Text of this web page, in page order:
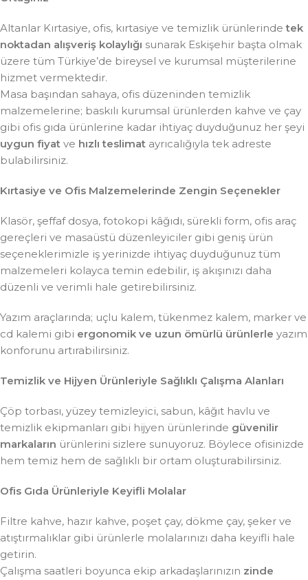
Altanlar Kırtasiye, ofis, kırtasiye ve temizlik ürünlerindetek
noktadan alışveriş kolaylığı sunarak Eskişehir başta olmak
üzere tüm Türkiye’de bireysel ve kurumsal müşterilerine
hizmet vermektedir.
Masa başından sahaya, ofis düzeninden temizlik
malzemelerine; baskılı kurumsal ürünlerden kahve ve çay
gibi ofis gıda ürünlerine kadar ihtiyaç duyduğunuz her şeyi
uygun fiyat ve hızlı teslimat ayrıcalığıyla tek adreste
bulabilirsiniz.
Kırtasiye ve Ofis Malzemelerinde Zengin Seçenekler
Klasör, şeffaf dosya, fotokopi kâğıdı, sürekli form, ofis araç
gereçleri ve masaüstü düzenleyiciler gibi geniş ürün
seçeneklerimizle iş yerinizde ihtiyaç duyduğunuz tüm
malzemeleri kolayca temin edebilir, iş akışınızı daha
düzenli ve verimli hale getirebilirsiniz.
Yazım araçlarında; uçlu kalem, tükenmez kalem, marker ve
cd kalemi gibi ergonomik ve uzun ömürlü ürünlerle yazım
konforunu artırabilirsiniz.
Temizlik ve Hijyen Ürünleriyle Sağlıklı Çalışma Alanları
Çöp torbası, yüzey temizleyici, sabun, kâğıt havlu ve
temizlik ekipmanları gibi hijyen ürünlerinde güvenilir
markaların ürünlerini sizlere sunuyoruz. Böylece ofisinizde
hem temiz hem de sağlıklı bir ortam oluşturabilirsiniz.
Ofis Gıda Ürünleriyle Keyifli Molalar
Filtre kahve, hazır kahve, poşet çay, dökme çay, şeker ve
atıştırmalıklar gibi ürünlerle molalarınızı daha keyifli hale
getirin.
Çalışma saatleri boyunca ekip arkadaşlarınızın zinde